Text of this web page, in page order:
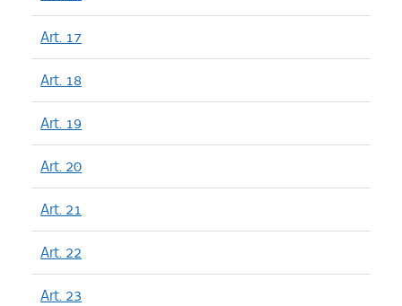
Art. 17
Art. 18
Art. 19
Art. 20
Art. 21
Art. 22
Art. 23